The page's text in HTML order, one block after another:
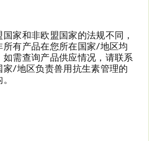
国家和非欧盟国家的法规不同，
所有产品在您所在国家/地区均
如需查询产品供应情况，请联系
家/地区负责兽用抗生素管理的